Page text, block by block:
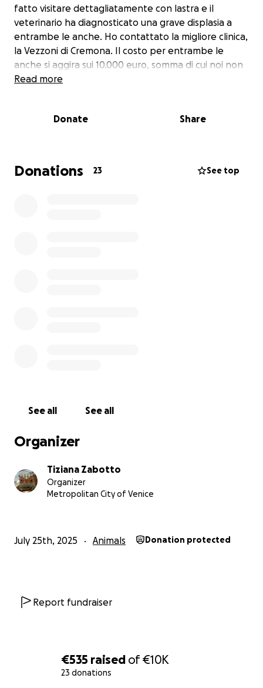
€535 raised of€10K
23 donations
fatto visitare dettagliatamente con lastra e il
veterinario ha diagnosticato una grave displasia a
entrambe le anche. Ho contattato la migliore clinica,
la Vezzoni di Cremona. Il costo per entrambe le
anche si aggira sui 10.000 euro, somma di cui noi non
disponiamo. Vi prego di aiutarmi, non posso e non
Ringrazio chiunque mi aiuterà ❤️
Read more
Donate Share
Donations 23 See top
See all See all
Organizer
Tiziana Zabotto
Organizer
Metropolitan City of Venice
July 25th, 2025 Animals Donation protected
Report fundraiser